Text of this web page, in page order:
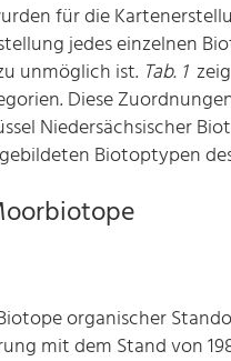
für die
jedes einzelnen
unmöglich ist. Tab. 1
Diese
Niedersächsischer
Biotoptypen
organischer
mit dem Stand von